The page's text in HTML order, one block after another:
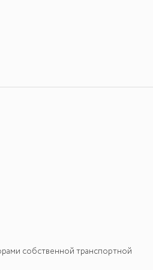
собственной транспортной